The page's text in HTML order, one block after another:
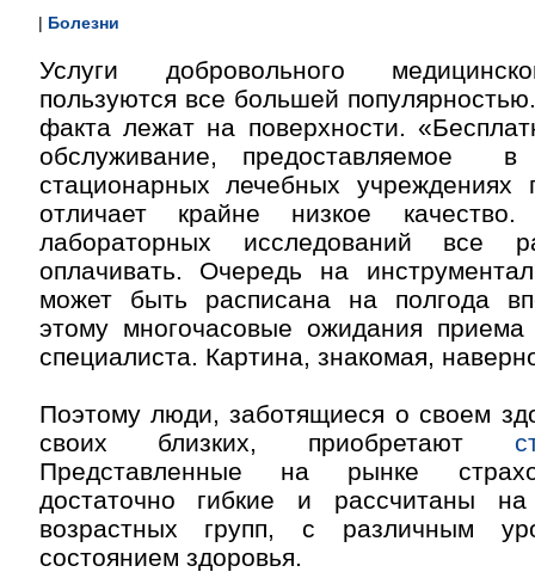
| Болезни
Услуги добровольного
пользуются все большей
факта лежат на поверхности.
обслуживание, предоставляемое в
стационарных лечебных
отличает крайне низкое
лабораторных исследований все
оплачивать. Очередь на
может быть расписана на полгода
этому многочасовые ожидания
специалиста. Картина, знакомая,
Поэтому люди, заботящиеся о своем
своих близких, приобретают
Представленные на рынке
достаточно гибкие и рассчитаны
возрастных групп, с различным
состоянием здоровья.